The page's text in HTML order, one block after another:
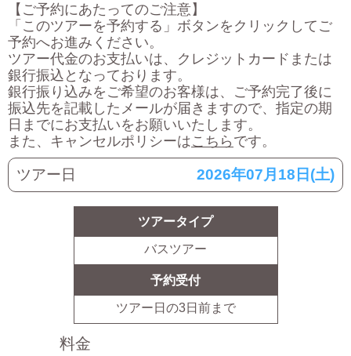
【ご予約にあたってのご注意】
「このツアーを予約する」ボタンをクリックしてご
予約へお進みください。
ツアー代金のお支払いは、クレジットカードまたは
銀行振込となっております。
銀行振り込みをご希望のお客様は、ご予約完了後に
振込先を記載したメールが届きますので、指定の期
日までにお支払いをお願いいたします。
また、キャンセルポリシーはこちら です。
ツアー日 2026年07月18日(土)
ツアータイプ
バスツアー
予約受付
ツアー日の3日前まで
料金